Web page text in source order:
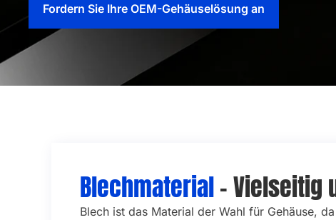
Fordern Sie Ihre OEM-Gehäuselösung an
Blechmaterial– Vielseitig
Blech ist das Material der Wahl für Gehäuse,